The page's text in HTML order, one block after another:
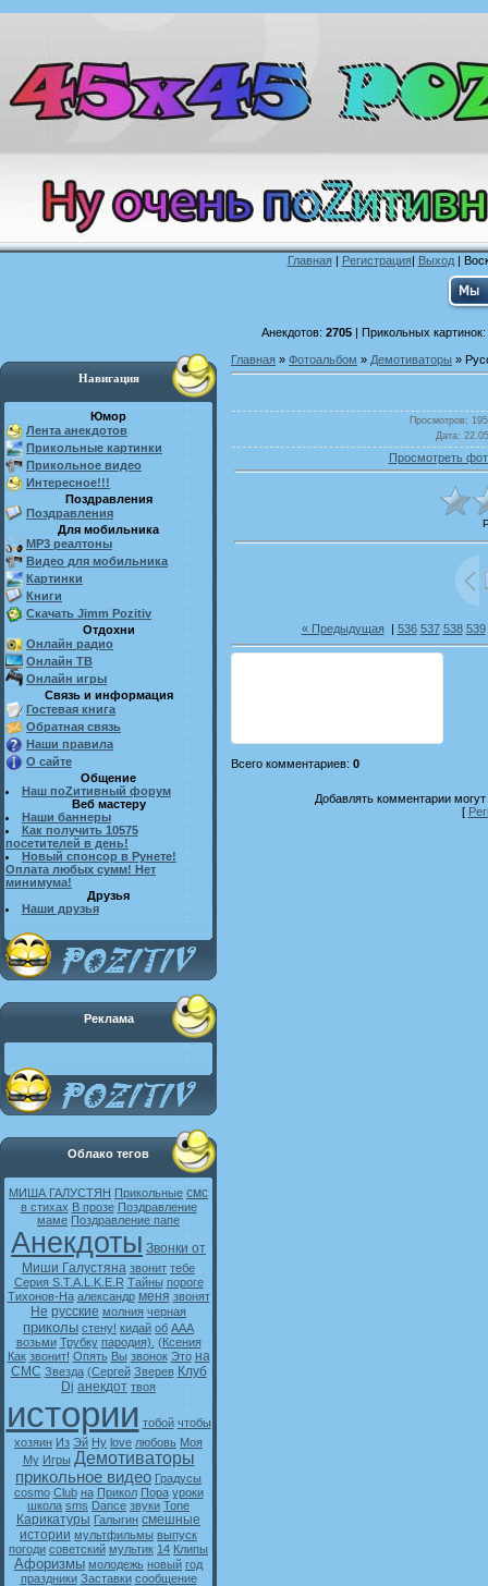
Главная| Регистрация| Выход|
Анекдотов: 2705| Прикольных картинок:
Навигация
Юмор
Лента анекдотов
Прикольные картинки
Прикольное видео
Интересное!!!
Поздравления
Поздравления
Для мобильника
MP3 реалтоны
Видео для мобильника
Картинки
Книги
Скачать Jimm Pozitiv
Отдохни
Онлайн радио
Онлайн ТВ
Онлайн игры
Связь и информация
Гостевая книга
Обратная связь
Наши правила
О сайте
Общение
Наш поZитивный форум
Веб мастеру
Наши баннеры
Как получить 10575
посетителей в день!
Новый спонсор в Рунете!
Оплата любых сумм! Нет
минимума!
Друзья
Наши друзья
Реклама
Облако тегов
МИША ГАЛУСТЯН Прикольные смс
в стихах В прозе Поздравление
маме Поздравление папе
Анекдоты Звонки от
Миши Галустяна звонит тебе
Серия S.T.A.L.K.E.R Тайны пороге
Тихонов-На александр меня звонят
Не русские молния черная
приколы стену! кидай об ААА
возьми Трубку пародия). (Ксения
Как звонит! Опять Вы звонок Это на
СМС Звезда (Сергей Зверев Клуб
Dj анекдот твоя
истории тобой чтобы
хозяин Из Эй Ну love любовь Моя
My Игры Демотиваторы
прикольное видео Градусы
cosmo Club на Прикол Пора уроки
школа sms Dance звуки Tone
Карикатуры Галыгин смешные
истории мультфильмы выпуск
погоди советский мультик 14 Клипы
Афоризмы молодежь новый год
праздники Заставки сообщение
Главная » Фотоальбом » Демотиваторы »
Просмотров:
Дата:
Просмотреть
« Предыдущая| 536 537 538 539
Всего комментариев: 0
Добавлять комментарии
[